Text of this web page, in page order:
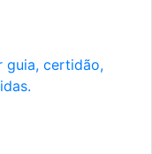
guia, certidão,